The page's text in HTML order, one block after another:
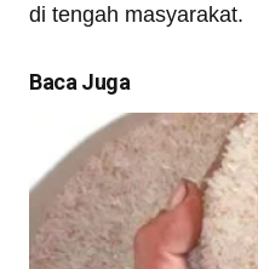
di tengah masyarakat.
Baca Juga